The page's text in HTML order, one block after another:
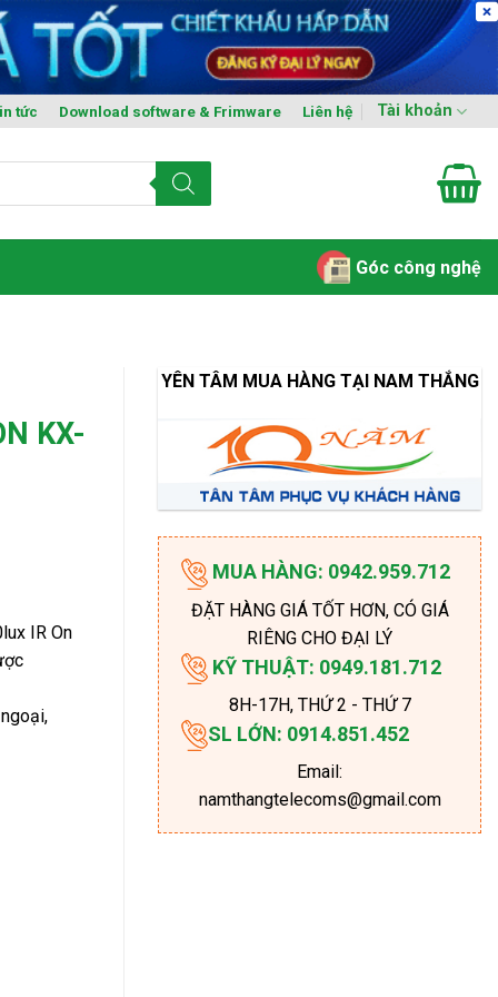
tức Download software & Frimware Liên hệ Tài khoản
Góc công nghệ
KX-
IR On
YÊN TÂM MUA HÀNG TẠI NAM THẮNG
MUA HÀNG: 0942.959.712
ĐẶT HÀNG GIÁ TỐT HƠN, CÓ GIÁ
RIÊNG CHO ĐẠI LÝ
KỸ THUẬT: 0949.181.712
8H-17H, THỨ 2 - THỨ 7
SL LỚN: 0914.851.452
Email:
namthangtelecoms@gmail.com